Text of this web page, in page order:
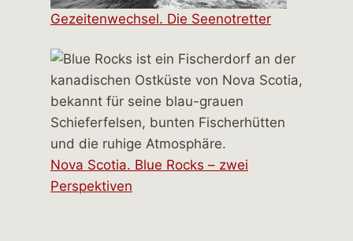
Gezeitenwechsel. Die Seenotretter
Nova Scotia. Blue Rocks – zwei
Perspektiven